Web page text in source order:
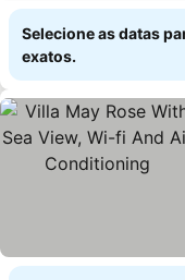
Selecione as datas
exatos.